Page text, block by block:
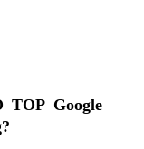
TOP Google